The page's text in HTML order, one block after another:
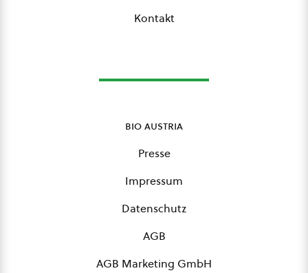
Kontakt
bio austria
Presse
Impressum
Datenschutz
AGB
AGB Marketing GmbH